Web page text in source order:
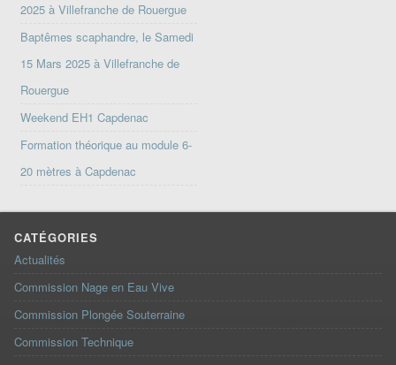
2025 à Villefranche de Rouergue
Baptêmes scaphandre, le Samedi
15 Mars 2025 à Villefranche de
Rouergue
Weekend EH1 Capdenac
Formation théorique au module 6-
20 mètres à Capdenac
CATÉGORIES
Actualités
Commission Nage en Eau Vive
Commission Plongée Souterraine
Commission Technique